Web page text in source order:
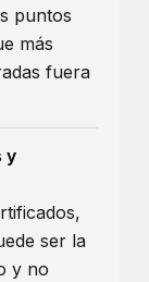
puntos
más
fuera
y
ser la
y no